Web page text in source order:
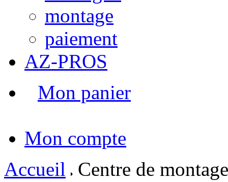
montage
paiement
AZ-PROS
Mon panier
Mon compte
Accueil
Centre de